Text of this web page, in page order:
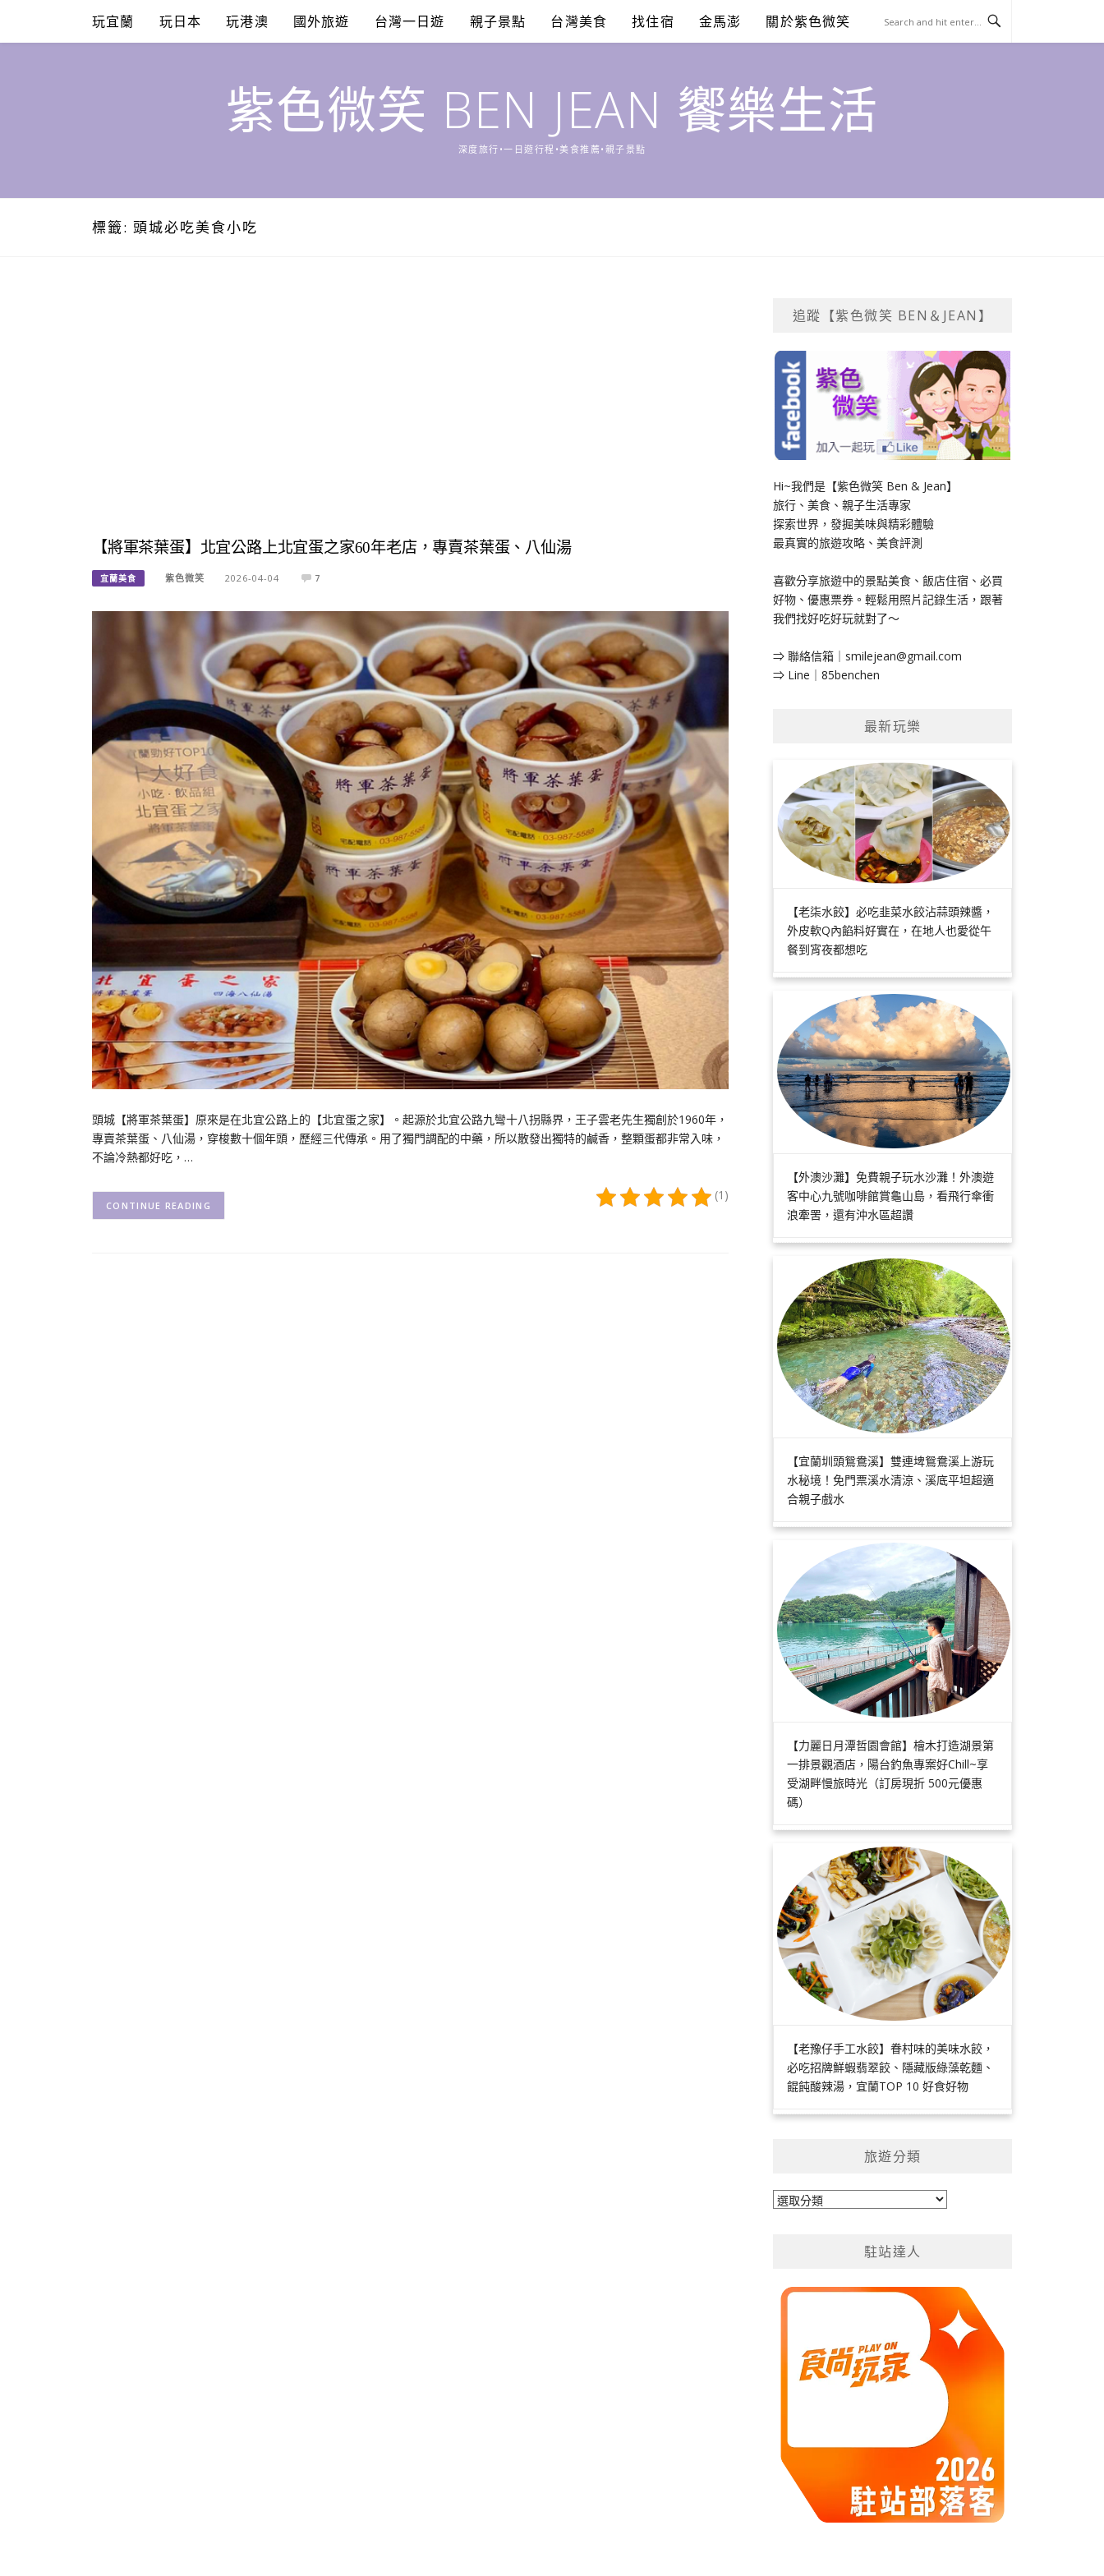
content
玩宜蘭 玩日本 玩港澳 國外旅遊 台灣一日遊 親子景點 台灣美食 找住宿 金馬澎 關於紫色微笑
紫色微笑 BEN JEAN 饗樂生活
深度旅行•一日遊行程•美食推薦•親子景點
標籤: 頭城必吃美食小吃
【將軍茶葉蛋】北宜公路上北宜蛋之家60年老店，專賣茶葉蛋、八仙湯
宜蘭美食 紫色微笑 2026-04-04 7
頭城【將軍茶葉蛋】原來是在北宜公路上的【北宜蛋之家】。起源於北宜公路九彎十八拐縣界，王子雲老先生獨創於1960年，
專賣茶葉蛋、八仙湯，穿梭數十個年頭，歷經三代傳承。用了獨門調配的中藥，所以散發出獨特的鹹香，整顆蛋都非常入味，
不論冷熱都好吃，…
(1)
CONTINUE READING
追蹤【紫色微笑 BEN＆JEAN】
Hi~我們是【紫色微笑 Ben & Jean】
旅行、美食、親子生活專家
探索世界，發掘美味與精彩體驗
最真實的旅遊攻略、美食評測
喜歡分享旅遊中的景點美食、飯店住宿、必買
好物、優惠票券。輕鬆用照片記錄生活，跟著
我們找好吃好玩就對了～
⇒ 聯絡信箱｜ smilejean@gmail.com
⇒ Line｜85benchen
最新玩樂
【老柒水餃】必吃韭菜水餃沾蒜頭辣醬，
外皮軟Q內餡料好實在，在地人也愛從午
餐到宵夜都想吃
【外澳沙灘】免費親子玩水沙灘！外澳遊
客中心九號咖啡館賞龜山島，看飛行傘衝
浪牽罟，還有沖水區超讚
【宜蘭圳頭鴛鴦溪】雙連埤鴛鴦溪上游玩
水秘境！免門票溪水清涼、溪底平坦超適
合親子戲水
【力麗日月潭哲園會館】檜木打造湖景第
一排景觀酒店，陽台釣魚專案好Chill~享
受湖畔慢旅時光（訂房現折 500元優惠
碼）
【老豫仔手工水餃】眷村味的美味水餃，
必吃招牌鮮蝦翡翠餃、隱藏版綠藻乾麵、
餛飩酸辣湯，宜蘭TOP 10 好食好物
旅遊分類
旅
駐站達人